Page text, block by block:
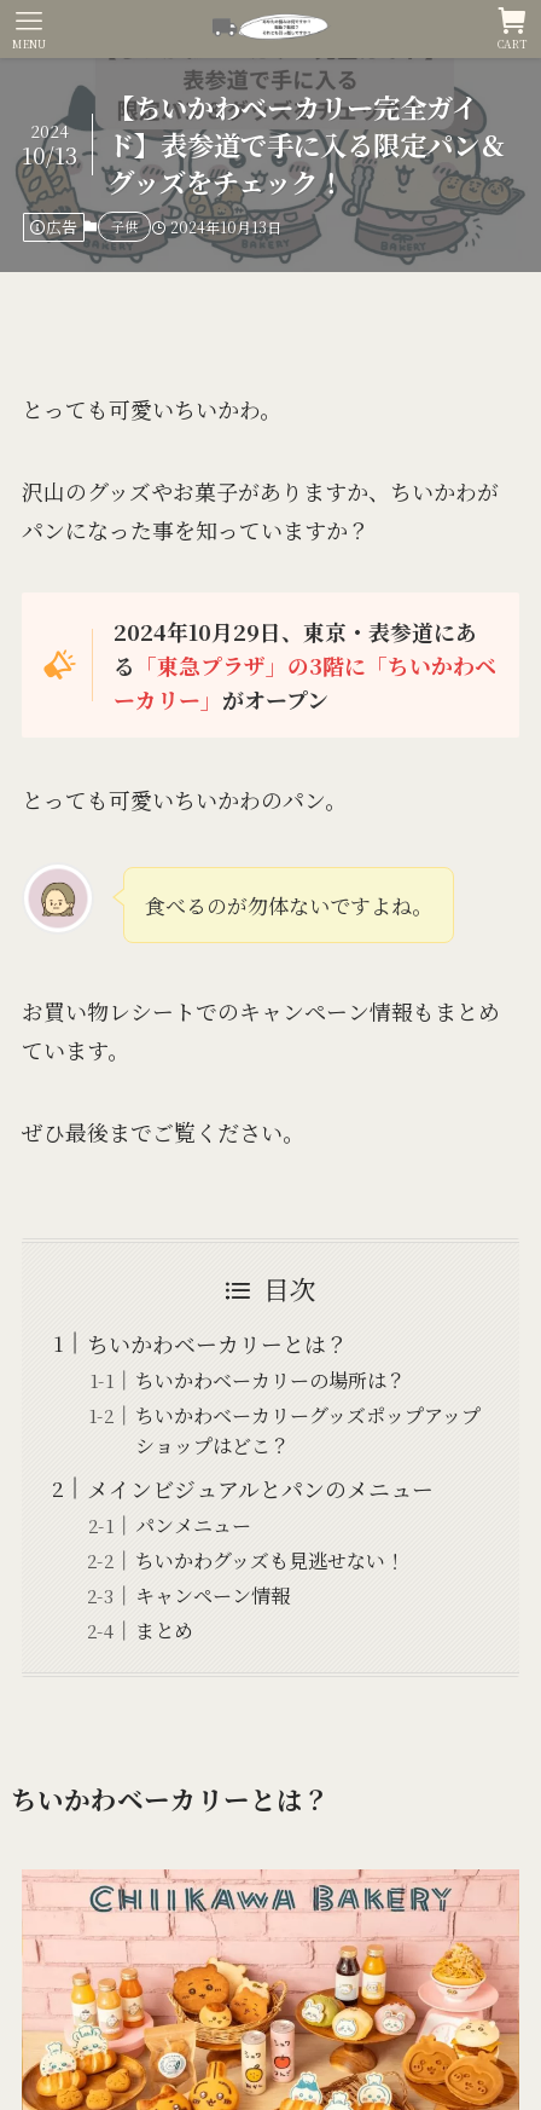
CART
MENU
【ちいかわベーカリー完全ガイ
ド】表参道で手に入る限定パン＆
グッズをチェック！
2024
10/13
広告 子供 2024年10月13日
とっても可愛いちいかわ。
沢山のグッズやお菓子がありますか、ちいかわが
パンになった事を知っていますか？
2024年10月29日、東京・表参道にあ
る 「東急プラザ」の3階に「ちいかわベ
ーカリー」 がオープン
とっても可愛いちいかわのパン。
食べるのが勿体ないですよね。
お買い物レシートでのキャンペーン情報もまとめ
ています。
ぜひ最後までご覧ください。
目次
ちいかわベーカリーとは？
ちいかわベーカリーの場所は？
ちいかわベーカリーグッズポップアップ
ショップはどこ？
メインビジュアルとパンのメニュー
パンメニュー
ちいかわグッズも見逃せない！
キャンペーン情報
まとめ
ちいかわベーカリーとは？